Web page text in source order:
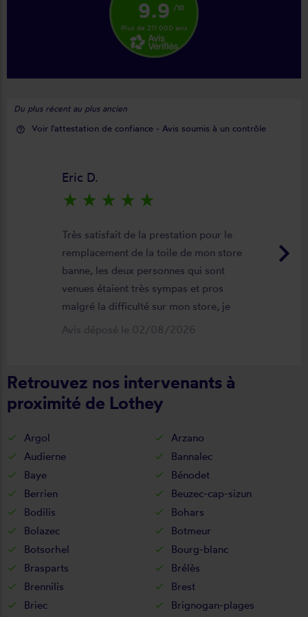
9.9 /10
Plus de 211 000 avis
Du plus récent au plus ancien
help_outline Voir l'attestation de confiance - Avis soumis à un contrôle
keyboard_arrow_right
Eric D.
star_rate star_rate star_rate star_rate star_rate
Très satisfait de la prestation pour le
remplacement de la toile de mon store
banne, les deux personnes qui sont
venues étaient très sympas et pros
malgré la difficulté sur mon store, je
suis satisfait du résultat et du
de la pose je recommande ????
Avis déposé le 02/08/2026
Retrouvez nos intervenants à
proximité de Lothey
Argol
Arzano
Audierne
Bannalec
Baye
Bénodet
Berrien
Beuzec-cap-sizun
Bodilis
Bohars
Bolazec
Botmeur
Botsorhel
Bourg-blanc
Brasparts
Brélès
Brennilis
Brest
Briec
Brignogan-plages